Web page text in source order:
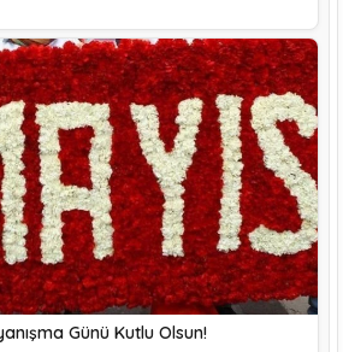
Günü Kutlu Olsun!